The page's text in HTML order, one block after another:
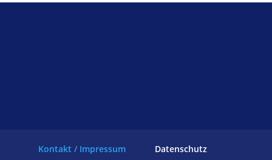
Kontakt / Impressum Datenschutz